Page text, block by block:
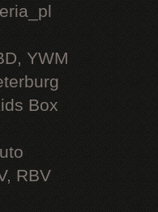
YWM
Box
RBV